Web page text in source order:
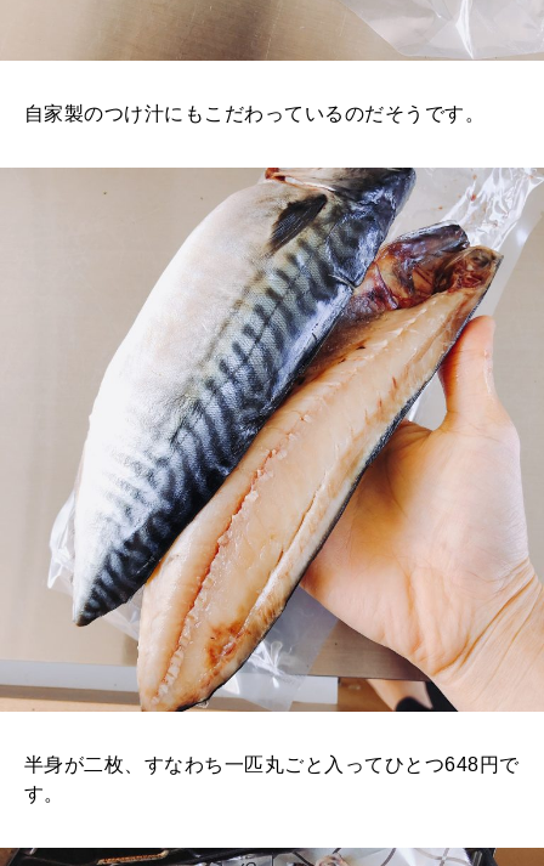
自家製のつけ汁にもこだわっているのだそうです。
半身が二枚、すなわち一匹丸ごと入ってひとつ648円で
す。